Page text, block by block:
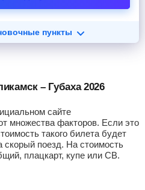
пункты
– Губаха 2026
сайте
множества факторов. Если это
такого билета будет
скорый поезд. На стоимость
плацкарт, купе или СВ.